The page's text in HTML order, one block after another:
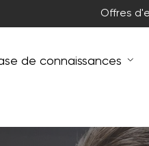
Offres
de connaissances